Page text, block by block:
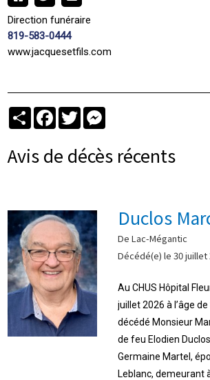
Direction funéraire
819-583-0444
www.jacquesetfils.com
PartagerFacebook
Twitter
Avis de décès récents
Duclos
De Lac-Mégantic
Décédé(e) le 30 juillet
Au CHUS Hôpital
juillet 2026 à l’âge
décédé Monsieur
de feu Elodien
Germaine Martel,
Leblanc, demeurant à